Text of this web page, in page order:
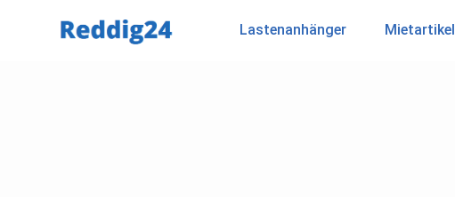
Lastenanhänger Mietartikel